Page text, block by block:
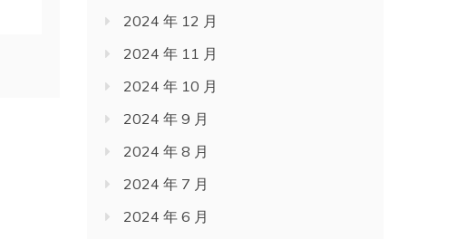
2024 年 12 月
2024 年 11 月
2024 年 10 月
2024 年 9 月
2024 年 8 月
2024 年 7 月
2024 年 6 月